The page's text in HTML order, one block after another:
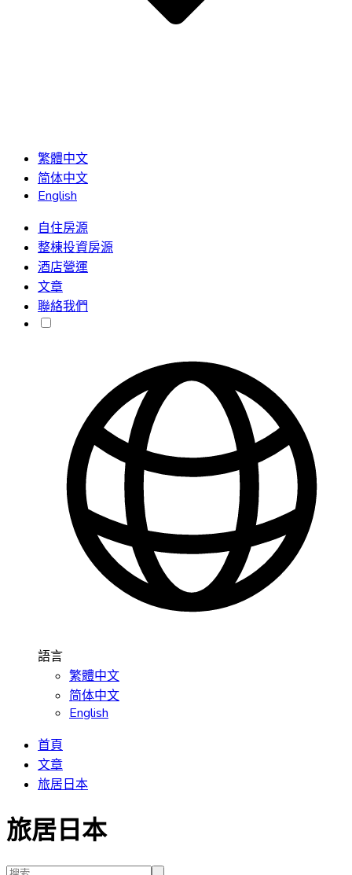
繁體中文
简体中文
English
自住房源
整棟投資房源
酒店營運
文章
聯絡我們
語言
繁體中文
简体中文
English
首頁
文章
旅居日本
旅居日本